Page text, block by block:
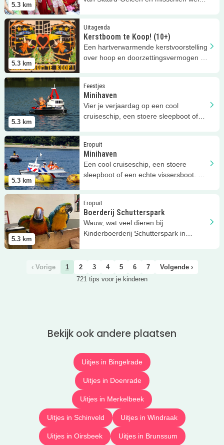
5.3 km
5.3 km
Uitagenda
Kerstboom te Koop! (10+)
Een hartverwarmende kerstvoorstelling
over hoop en doorzettingsvermogen in
Lees meer Kerstboom te Koop! (10+)
5.3 km
Feestjes
Minihaven
Vier je verjaardag op een cool
cruiseschip, een stoere sleepboot of
Lees meer Minihaven
5.3 km
Eropuit
Minihaven
Een cool cruiseschip, een stoere
sleepboot of een echte vissersboot. Je
Lees meer Minihaven
5.3 km
Eropuit
Boerderij Schutterspark
Wauw, wat veel dieren bij
Kinderboerderij Schutterspark in
Boerderij Schutterspark
‹ Vorige 1 2 3 4 5 6 7
Volgende ›
721 tips voor je kinderen
Bekijk ook andere plaatsen
Uitjes in Bingelrade
Uitjes in Doenrade
Uitjes in Merkelbeek
Uitjes in Schinveld Uitjes in Windraak
Uitjes in Oirsbeek Uitjes in Brunssum